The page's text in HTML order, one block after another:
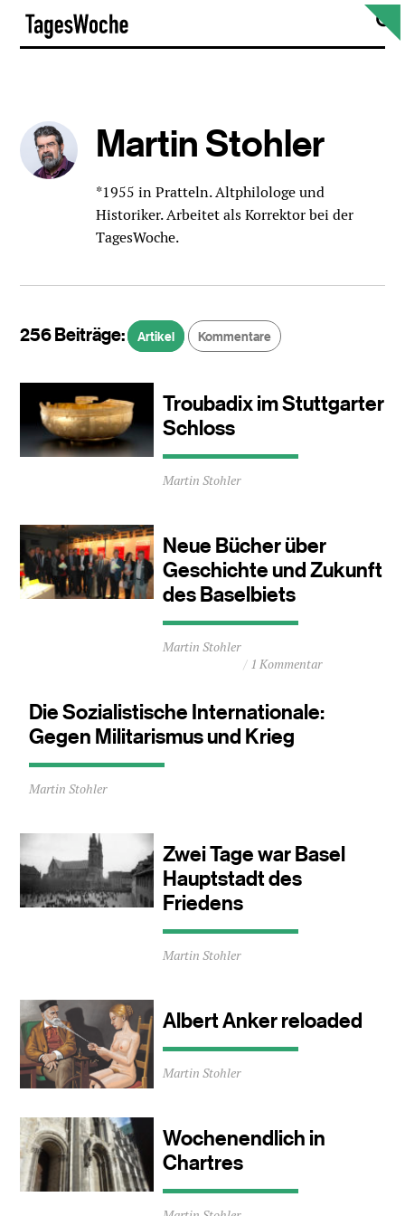
Skip
content
Martin Stohler
*1955 in Pratteln. Altphilologe und
Historiker. Arbeitet als Korrektor bei der
TagesWoche.
256 Beiträge: Artikel Kommentare
Troubadix im Stuttgarter
Schloss
Durchschnittliche
Lesezeit
Minuten
Martin Stohler
Neue Bücher über
Geschichte und Zukunft
des Baselbiets
Durchschnittliche
Lesezeit
Minuten
Martin Stohler
1 Kommentar
Die Sozialistische Internationale:
Gegen Militarismus und Krieg
Durchschnittliche
Lesezeit
1
Martin Stohler
Zwei Tage war Basel
Hauptstadt des
Friedens
Durchschnittliche
Lesezeit
Minuten
Martin Stohler
Albert Anker reloaded
Durchschnittliche
Lesezeit
Minuten
Martin Stohler
Wochenendlich in
Chartres
Durchschnittliche